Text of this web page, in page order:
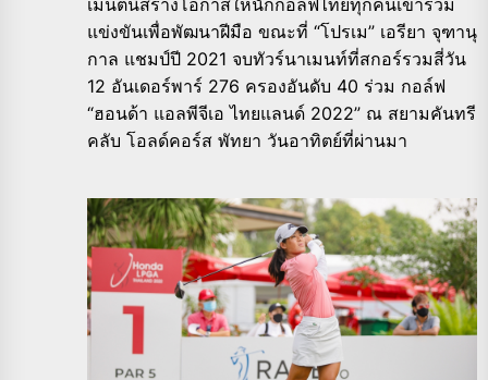
เมนต์นี้สร้างโอกาสให้นักกอล์ฟไทยทุกคนเข้าร่วม
แข่งขันเพื่อพัฒนาฝีมือ ขณะที่ “โปรเม” เอรียา จุฑานุ
กาล แชมป์ปี 2021 จบทัวร์นาเมนท์ที่สกอร์รวมสี่วัน
12 อันเดอร์พาร์ 276 ครองอันดับ 40 ร่วม กอล์ฟ
“ฮอนด้า แอลพีจีเอ ไทยแลนด์ 2022” ณ สยามคันทรี
คลับ โอลด์คอร์ส พัทยา วันอาทิตย์ที่ผ่านมา